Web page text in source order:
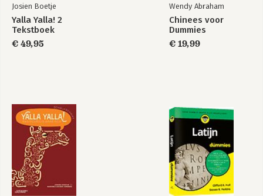
Bekijk alle boeken
Josien Boetje
Yalla Yalla! 2
Tekstboek
€ 49,95
Wendy Abraham
Chinees voor
Dummies
€ 19,99